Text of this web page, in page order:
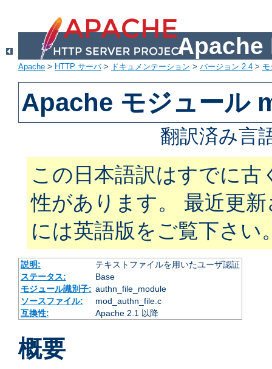
Apache
Apache > HTTP サーバ> ドキュメンテーション > バージョン 2.4 >
Apache モジュール
翻訳済み言
この日本語訳はすでに古
性があります。 最近更
には英語版をご覧下さい
説明:
テキストファイルを用いたユーザ認証
ステータス:
Base
モジュール識別子: authn_file_module
ソースファイル:
mod_authn_file.c
互換性:
Apache 2.1 以降
概要